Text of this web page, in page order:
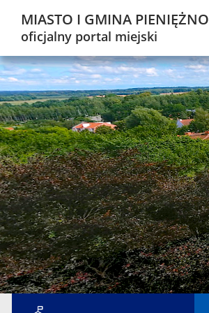
MIASTO I GMINA PIENIĘŻNO
oficjalny portal miejski